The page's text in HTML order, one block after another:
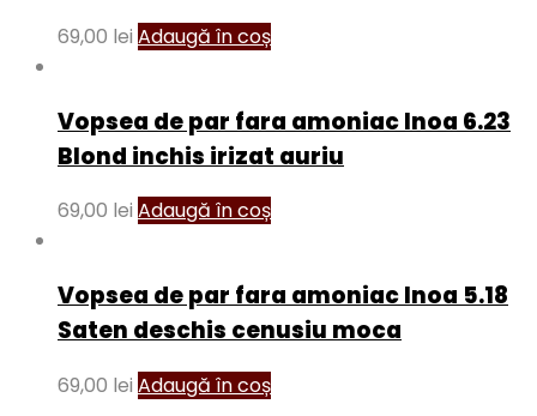
69,00 lei Adaugă în coș
Vopsea de par fara amoniac Inoa 6.23
Blond inchis irizat auriu
69,00 lei Adaugă în coș
Vopsea de par fara amoniac Inoa 5.18
Saten deschis cenusiu moca
69,00 lei Adaugă în coș